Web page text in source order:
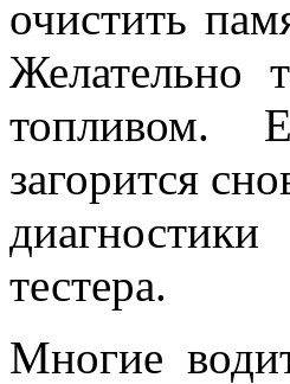
очистить
Желательно
топливом.
загорится
тестера.
Многие